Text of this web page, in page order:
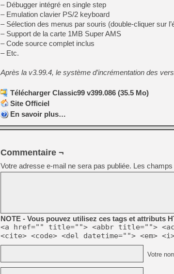
– Débugger intégré en single step
– Emulation clavier PS/2 keyboard
– Sélection des menus par souris (double-cliquer sur
– Support de la carte 1MB Super AMS
– Code source complet inclus
– Etc.
Après la v3.99.4, le système d’incrémentation des
Télécharger Classic99 v399.086 (35.5 Mo)
Site Officiel
En savoir plus…
Commentaire ¬
Votre adresse e-mail ne sera pas publiée. Les
NOTE - Vous pouvez utilisez ces tags et attributs
<a href="" title=""> <abbr title="">
<cite> <code> <del datetime=""> <em>
Votre